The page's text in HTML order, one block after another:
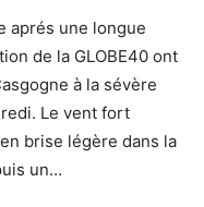
aprés une longue
de la GLOBE40 ont
à la sévère
Le vent fort
brise légère dans la
un…